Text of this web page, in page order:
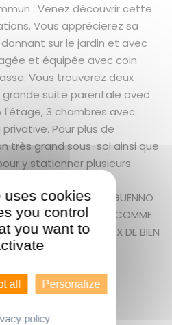
: Venez découvrir cette
Vous apprécierez sa
sur le jardin et avec
et équipée avec coin
Vous trouverez deux
suite parentale avec
l'étage, 3 chambres avec
Pour plus de
très grand sous-sol ainsi que
y stationner plusieurs
- VOLUMES -
RECENTE - CONFORT GUENNO
EXCEPTIONNEL COMME
: LE PLUS GRAND CHOIX DE BIEN
ALENTOURS + 5.50 %
TTC.
| 590 000 € hors
uses cookies
you control
you want to
all Personalize
policy